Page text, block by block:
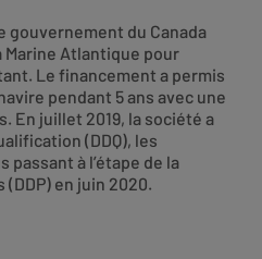
gouvernement du Canada
Marine Atlantique pour
Le financement a permis
pendant 5 ans avec une
En juillet 2019, la société a
(DDQ), les
à l’étape de la
en juin 2020.